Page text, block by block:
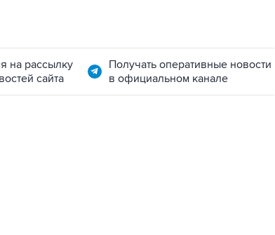
на рассылку
сайта
Получать оперативные новости
в официальном канале